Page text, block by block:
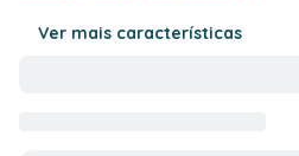
Ver mais características